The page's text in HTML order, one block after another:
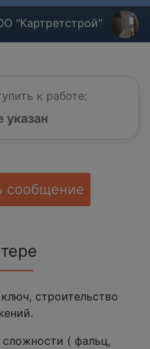
"Картретстрой"
к работе:
указан
сообщение
строительство
( фальц,